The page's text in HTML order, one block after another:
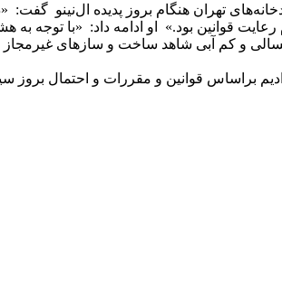
تهران هنگام بروز پدیده ال‌نینو گفت:
قوانین بود.» او ادامه داد: «با توجه به
و کم آبی شاهد ساخت و ساز‌های غیرمجاز
براساس قوانین و مقررات و احتمال بروز